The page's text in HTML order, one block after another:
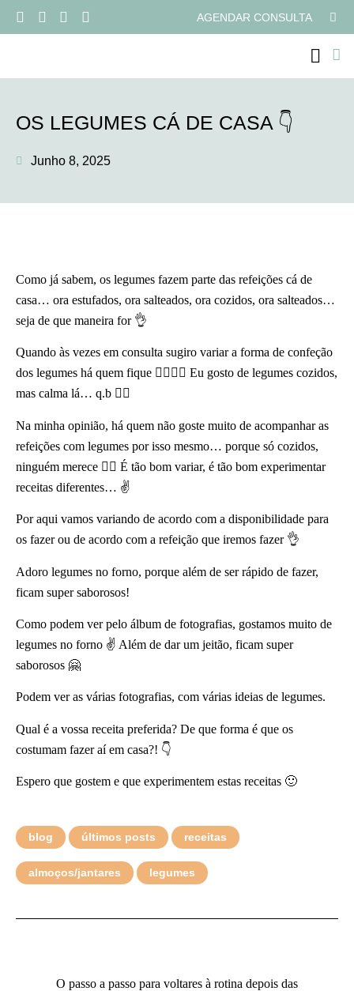
AGENDAR CONSULTA
OS LEGUMES CÁ DE CASA 👇
Junho 8, 2025
Como já sabem, os legumes fazem parte das refeições cá de
casa… ora estufados, ora salteados, ora cozidos, ora salteados…
seja de que maneira for 👌
Quando às vezes em consulta sugiro variar a forma de confeção
dos legumes há quem fique 🤷‍♀️🤷‍♀️ Eu gosto de legumes cozidos,
mas calma lá… q.b 🤦‍♀️
Na minha opinião, há quem não goste muito de acompanhar as
refeições com legumes por isso mesmo… porque só cozidos,
ninguém merece 🤦‍♀️ É tão bom variar, é tão bom experimentar
receitas diferentes… ✌
Por aqui vamos variando de acordo com a disponibilidade para
os fazer ou de acordo com a refeição que iremos fazer 👌
Adoro legumes no forno, porque além de ser rápido de fazer,
ficam super saborosos!
Como podem ver pelo álbum de fotografias, gostamos muito de
legumes no forno ✌ Além de dar um jeitão, ficam super
saborosos 🤗
Podem ver as várias fotografias, com várias ideias de legumes.
Qual é a vossa receita preferida? De que forma é que os
costumam fazer aí em casa?! 👇
Espero que gostem e que experimentem estas receitas 🙂
blog últimos posts receitas
almoços/jantares legumes
O passo a passo para voltares à rotina depois das